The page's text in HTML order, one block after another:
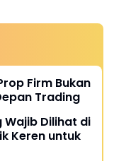
Firm Bukan
Trading
Wajib Dilihat di
Keren untuk